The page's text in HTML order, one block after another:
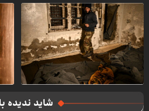
شاید ندیده